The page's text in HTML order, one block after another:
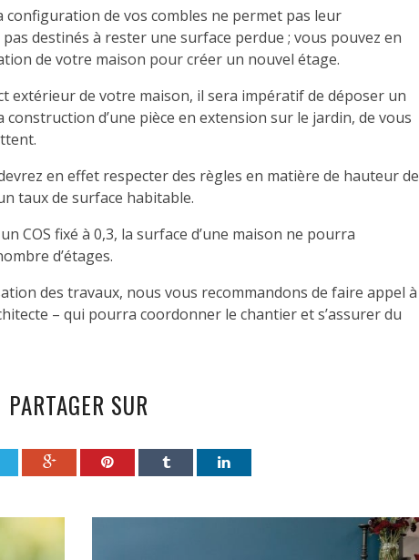
configuration de vos combles ne permet pas leur
destinés à rester une surface perdue ; vous pouvez en
de votre maison pour créer un nouvel étage.
extérieur de votre maison, il sera impératif de déposer un
construction d’une pièce en extension sur le jardin, de vous
en effet respecter des règles en matière de hauteur de
taux de surface habitable.
COS fixé à 0,3, la surface d’une maison ne pourra
d’étages.
des travaux, nous vous recommandons de faire appel à
– qui pourra coordonner le chantier et s’assurer du
PARTAGER SUR